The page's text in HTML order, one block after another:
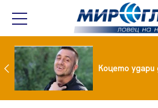
Тишина преди бурята! Защо Саня Армутлиева продължава да мълчи за раздялата с Дара?